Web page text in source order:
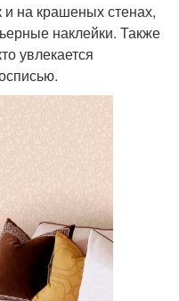
и на крашеных стенах,
наклейки. Также
увлекается